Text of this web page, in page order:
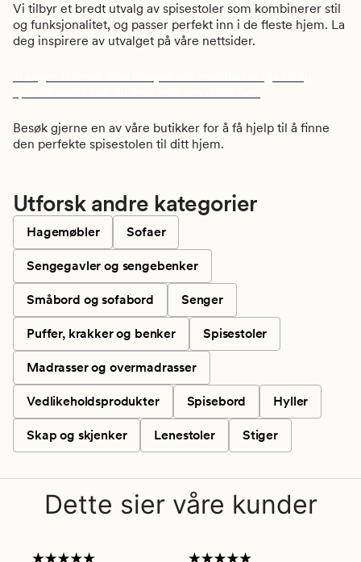
Vi tilbyr et bredt utvalg av spisestoler som kombinerer stil
og funksjonalitet, og passer perfekt inn i de fleste hjem. La
deg inspirere av utvalget på våre nettsider.
Besøk gjerne en av våre butikker for å få hjelp til å finne
den perfekte spisestolen til ditt hjem.
Utforsk andre kategorier
Hagemøbler Sofaer
Sengegavler og sengebenker
Småbord og sofabord Senger
Puffer, krakker og benker Spisestoler
Madrasser og overmadrasser
Vedlikeholdsprodukter Spisebord Hyller
Skap og skjenker Lenestoler Stiger
Dette sier våre kunder